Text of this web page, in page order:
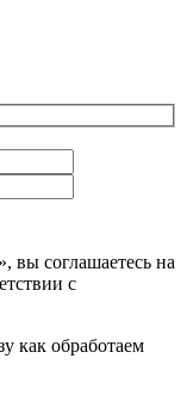
вы соглашаетесь на
с
как обработаем